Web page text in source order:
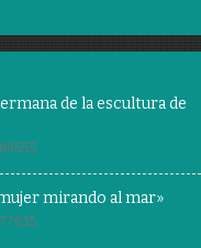
de la escultura de
mirando al mar»